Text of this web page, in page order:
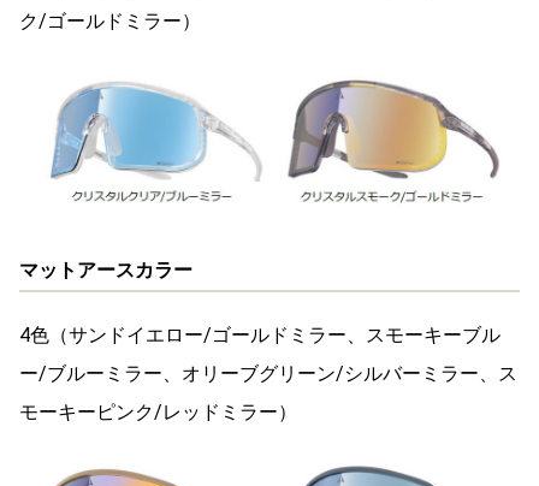
ク/ゴールドミラー）
マットアースカラー
4色（サンドイエロー/ゴールドミラー、スモーキーブル
ー/ブルーミラー、オリーブグリーン/シルバーミラー、ス
モーキーピンク/レッドミラー）